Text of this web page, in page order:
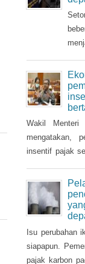
Wakil Menteri
mengatakan,
insentif pajak
Isu perubahan
siapapun.
pajak karbon